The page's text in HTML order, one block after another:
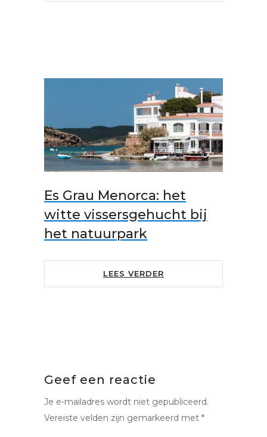
Es Grau Menorca: het
witte vissersgehucht bij
het natuurpark
LEES VERDER
Geef een reactie
Je e-mailadres wordt niet gepubliceerd.
Vereiste velden zijn gemarkeerd met *